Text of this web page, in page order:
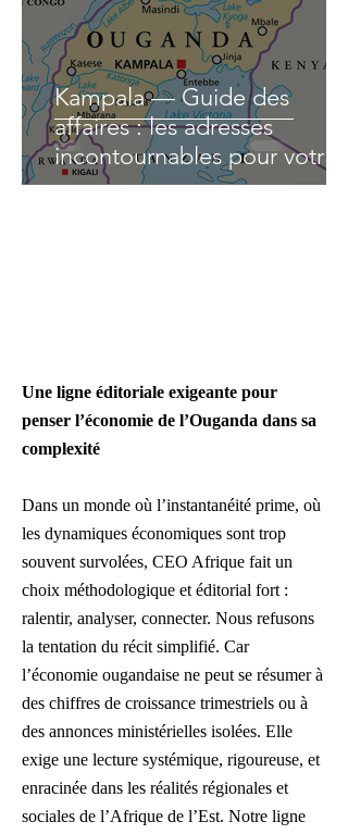
Kampala — Guide des
affaires : les adresses
incontournables pour votre
business | Ouganda
Une ligne éditoriale exigeante pour
penser l’économie de l’Ouganda dans sa
complexité
Dans un monde où l’instantanéité prime, où
les dynamiques économiques sont trop
souvent survolées, CEO Afrique fait un
choix méthodologique et éditorial fort :
ralentir, analyser, connecter. Nous refusons
la tentation du récit simplifié. Car
l’économie ougandaise ne peut se résumer à
des chiffres de croissance trimestriels ou à
des annonces ministérielles isolées. Elle
exige une lecture systémique, rigoureuse, et
enracinée dans les réalités régionales et
sociales de l’Afrique de l’Est. Notre ligne